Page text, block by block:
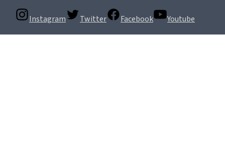
Instagram Twitter Facebook Youtube